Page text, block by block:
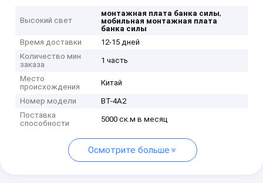
Высокий свет
монтажная плата банка силы,
мобильная монтажная плата
банка силы
Время доставки
12-15 дней
Количество мин
заказа
1 часть
Место
происхождения
Китай
Номер модели
ВТ-4А2
Поставка
способности
5000 ск.м в месяц
Осмотрите больше